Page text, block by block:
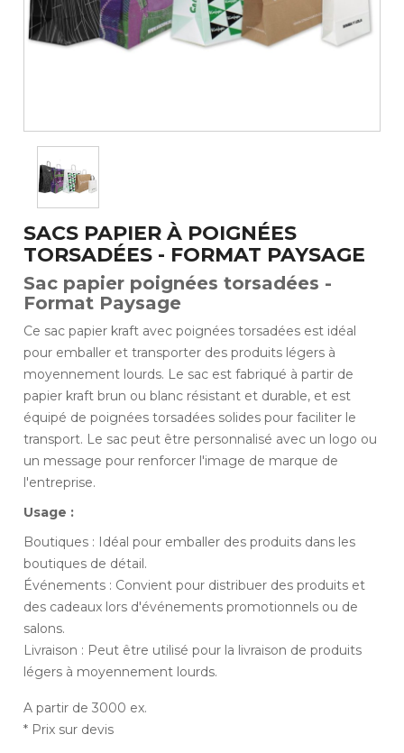
SACS PAPIER À POIGNÉES
TORSADÉES - FORMAT PAYSAGE
Sac papier poignées torsadées -
Format Paysage
Ce sac papier kraft avec poignées torsadées est idéal
pour emballer et transporter des produits légers à
moyennement lourds. Le sac est fabriqué à partir de
papier kraft brun ou blanc résistant et durable, et est
équipé de poignées torsadées solides pour faciliter le
transport. Le sac peut être personnalisé avec un logo ou
un message pour renforcer l'image de marque de
l'entreprise.
Usage :
Boutiques : Idéal pour emballer des produits dans les
boutiques de détail.
Événements : Convient pour distribuer des produits et
des cadeaux lors d'événements promotionnels ou de
salons.
Livraison : Peut être utilisé pour la livraison de produits
légers à moyennement lourds.
A partir de 3000 ex.
* Prix sur devis